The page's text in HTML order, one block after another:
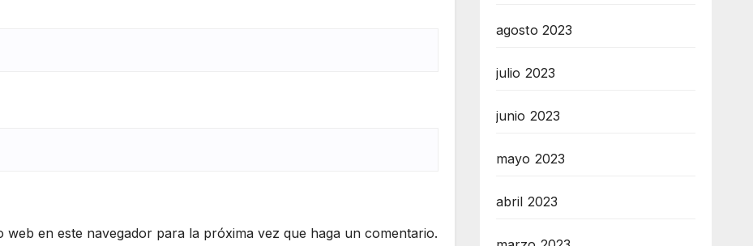
en este navegador para la próxima vez que haga un comentario.
agosto 2023
julio 2023
junio 2023
mayo 2023
abril 2023